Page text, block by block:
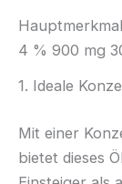
4 % 900 mg
1. Ideale
Mit einer
bietet dieses